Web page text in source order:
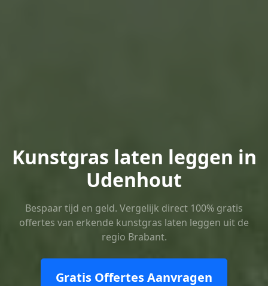
Kunstgras laten leggen in
Udenhout
Bespaar tijd en geld. Vergelijk direct 100% gratis
offertes van erkende kunstgras laten leggen uit de
regio Brabant.
Gratis Offertes Aanvragen